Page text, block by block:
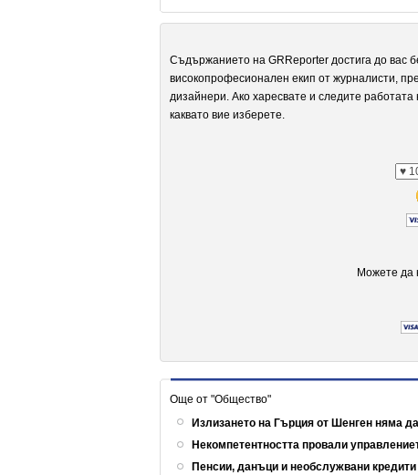
Съдържанието на GRReporter достига до вас
високопрофесионален екип от журналисти,
дизайнери. Ако харесвате и следите
каквато вие изберете.
Можете да
Още от "Общество"
Излизането на Гърция от Шенген няма
Некомпетентността провали
Пенсии, данъци и необслужвани